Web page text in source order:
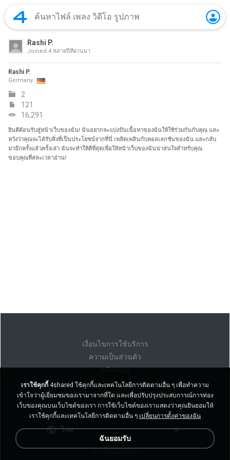
Rashi P.
Joined 4 หลายปีที่ผ่านมา
Rashi P.
Germany
2
121
16,291
ยินดีต้อนรับสู่หน้าเว็บของฉัน! ฉันอยากจะแบ่งปันเนื้อหาของฉันให้ใช้ร่วมกันกับคุณ และ
หวังว่าคุณจะได้รับสิ่งที่เป็นประโยชน์จากที่นี่ เพลิดเพลินกับคอลเลกชันของฉัน และกลับ
มาอีกครั้งแล้วครั้งเล่า ฉันจะทำให้ดีที่สุดเพื่อให้หน้าเว็บของฉันน่าสนใจสำหรับคุณ
ขอบคุณที่สละเวลาอ่าน!
เงื่อนไขการใช้บริการ
ความเป็นส่วนตัว
สนับสนุน
อย่าขายข้อมูลส่วนบุคคลของฉัน
อย่าแบ่งปันข้อมูลส่วนบุคคลของฉัน
ไทย
เราใช้คุกกี้ 4shared ใช้คุกกี้และเทคโนโลยีการติดตามอื่น ๆ เพื่อทำความ
เข้าใจว่าผู้เยี่ยมชมของเรามาจากที่ใด และเพื่อปรับปรุงประสบการณ์การท่อง
เว็บของคุณบนเว็บไซต์ของเรา การใช้เว็บไซต์ของเราแสดงว่าคุณยินยอมให้
เราใช้คุกกี้และเทคโนโลยีการติดตามอื่น ๆ เปลี่ยนการตั้งค่าของฉัน
ฉันยอมรับ